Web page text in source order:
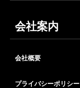
会社案内
会社概要
プライバシーポリシー